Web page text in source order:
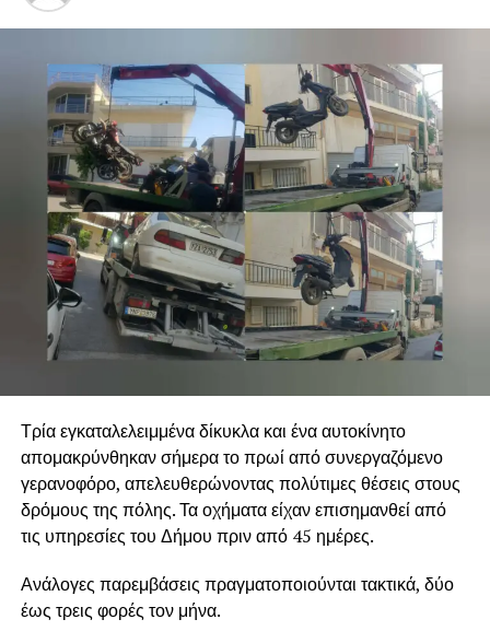
Τρία εγκαταλελειμμένα δίκυκλα και ένα αυτοκίνητο
απομακρύνθηκαν σήμερα το πρωί από συνεργαζόμενο
γερανοφόρο, απελευθερώνοντας πολύτιμες θέσεις στους
δρόμους της πόλης. Τα οχήματα είχαν επισημανθεί από
τις υπηρεσίες του Δήμου πριν από 45 ημέρες.
Ανάλογες παρεμβάσεις πραγματοποιούνται τακτικά, δύο
έως τρεις φορές τον μήνα.